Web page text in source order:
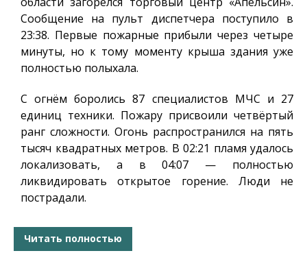
Сообщение на пульт диспетчера поступило в
23:38. Первые пожарные прибыли через четыре
минуты, но к тому моменту крыша здания уже
полностью полыхала.
С огнём боролись 87 специалистов МЧС и 27
единиц техники. Пожару присвоили четвёртый
ранг сложности. Огонь распространился на пять
тысяч квадратных метров. В 02:21 пламя удалось
локализовать, а в 04:07 — полностью
ликвидировать открытое горение. Люди не
пострадали.
Читать полностью